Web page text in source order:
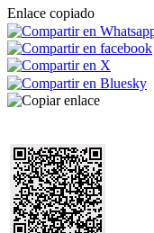
Enlace copiado